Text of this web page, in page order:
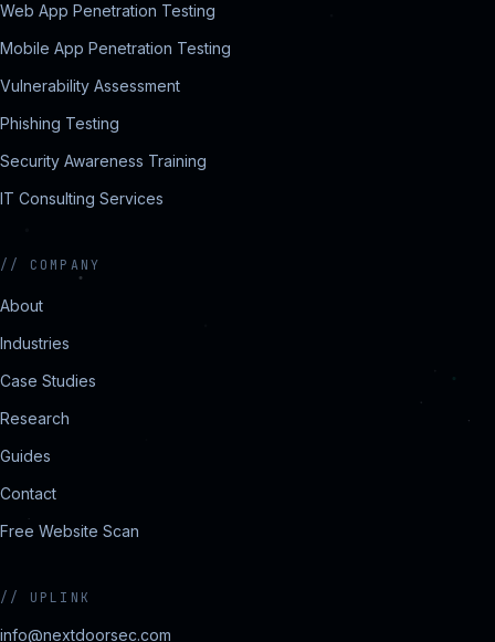
Web App Penetration Testing
Mobile App Penetration Testing
Vulnerability Assessment
Phishing Testing
Security Awareness Training
IT Consulting Services
// COMPANY
About
Industries
Case Studies
Research
Guides
Contact
Free Website Scan
// UPLINK
info@nextdoorsec.com